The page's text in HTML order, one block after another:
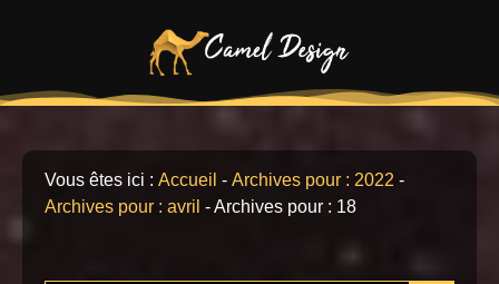
Vous êtes ici : Accueil - Archives pour : 2022 -
Archives pour : avril -Archives pour : 18